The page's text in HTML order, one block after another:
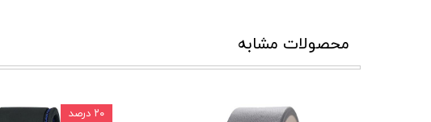
محصولات مشابه
۲۰ درصد